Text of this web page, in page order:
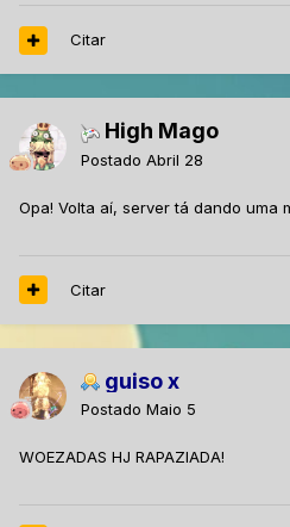
Citar
High Mago
Postado Abril 28
Opa! Volta aí, server tá dando uma
Citar
guiso x
Postado Maio 5
WOEZADAS HJ RAPAZIADA!